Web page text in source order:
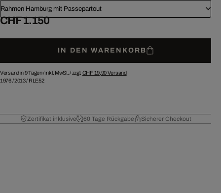
Rahmen Hamburg mit Passepartout
CHF 1.150
IN DEN WARENKORB
Versand in 9 Tagen /inkl. MwSt. / zzgl. CHF 19,90Versand
1976/2013/ RLE52
Zertifikat inklusive 60 Tage Rückgabe Sicherer Checkout